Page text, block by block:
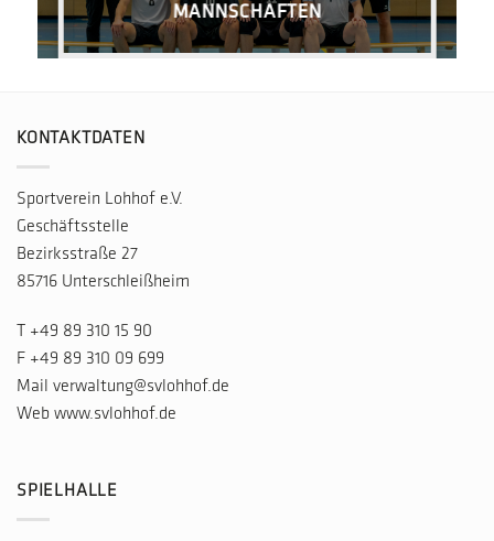
MANNSCHAFTEN
KONTAKTDATEN
Sportverein Lohhof e.V.
Geschäftsstelle
Bezirksstraße 27
85716 Unterschleißheim
T +49 89 310 15 90
F +49 89 310 09 699
Mail verwaltung@svlohhof.de
Web www.svlohhof.de
SPIELHALLE